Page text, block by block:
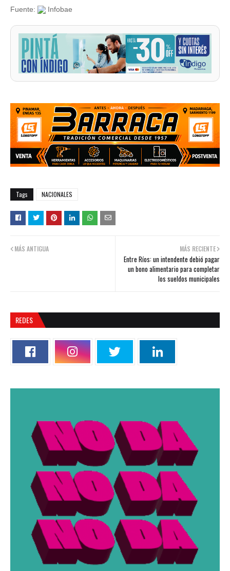
Fuente: Infobae
Tags NACIONALES
MÁS RECIENTE
Entre Ríos: un intendente debió pagar
un bono alimentario para completar
los sueldos municipales
MÁS ANTIGUA
REDES